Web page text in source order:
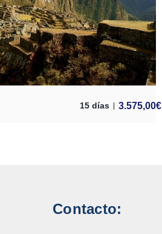
15 días 3.575,00€
Contacto: